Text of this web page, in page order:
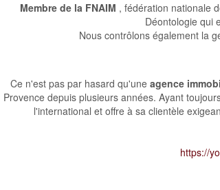
Membre de la FNAIM , fédération nationale
Déontologie qui
Nous contrôlons également la
Ce n'est pas par hasard qu'une agence
Provence depuis plusieurs années. Ayant
l'international et offre à sa clientèle
https://youtu.be/